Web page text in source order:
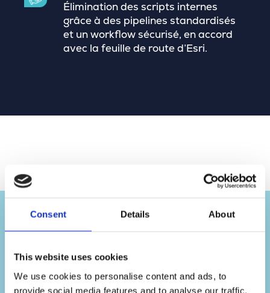
Consent Details About
This website uses cookies
We use cookies to personalise content and ads, to
provide social media features and to analyse our traffic.
Élimination des scripts internes
grâce à des pipelines standardisés
et un workflow sécurisé, en accord
avec la feuille de route d’Esri.
"GaiaBuilder nous permet de réaliser
les mises à jour d’ArcGIS Enterprise
autrefois une journée ne prend plus
que quelques minutes, et si un